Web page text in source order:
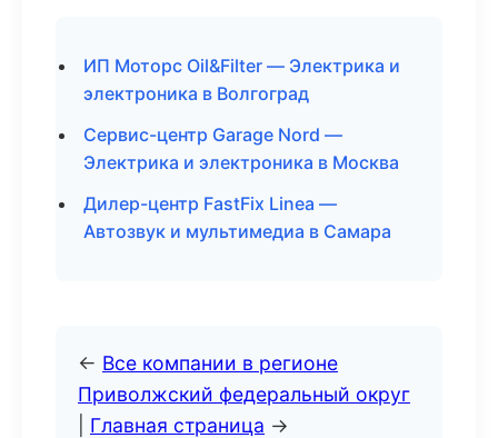
ИП Моторс Oil&Filter — Электрика и
электроника в Волгоград
Сервис-центр Garage Nord —
Электрика и электроника в Москва
Дилер-центр FastFix Linea —
Автозвук и мультимедиа в Самара
← Все компании в регионе
Приволжский федеральный округ
Главная страница →